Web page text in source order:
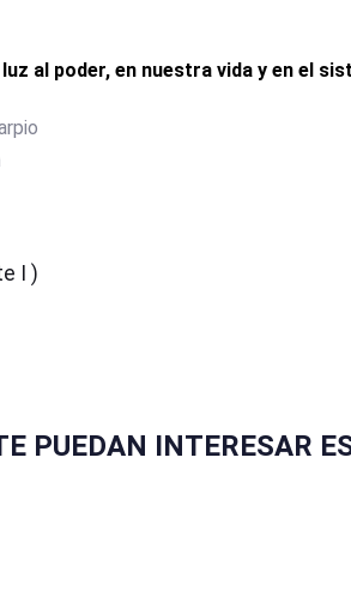
al poder, en nuestra vida y en el
I )
PUEDAN INTERESAR